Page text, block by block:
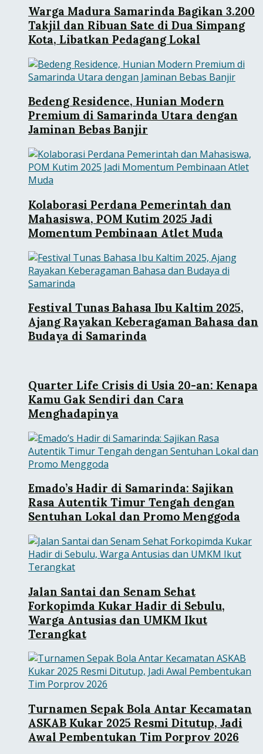
Warga Madura Samarinda Bagikan 3.200
Takjil dan Ribuan Sate di Dua Simpang
Kota, Libatkan Pedagang Lokal
Bedeng Residence, Hunian Modern
Premium di Samarinda Utara dengan
Jaminan Bebas Banjir
Kolaborasi Perdana Pemerintah dan
Mahasiswa, POM Kutim 2025 Jadi
Momentum Pembinaan Atlet Muda
Festival Tunas Bahasa Ibu Kaltim 2025,
Ajang Rayakan Keberagaman Bahasa dan
Budaya di Samarinda
Quarter Life Crisis di Usia 20-an: Kenapa
Kamu Gak Sendiri dan Cara
Menghadapinya
Emado’s Hadir di Samarinda: Sajikan
Rasa Autentik Timur Tengah dengan
Sentuhan Lokal dan Promo Menggoda
Jalan Santai dan Senam Sehat
Forkopimda Kukar Hadir di Sebulu,
Warga Antusias dan UMKM Ikut
Terangkat
Turnamen Sepak Bola Antar Kecamatan
ASKAB Kukar 2025 Resmi Ditutup, Jadi
Awal Pembentukan Tim Porprov 2026